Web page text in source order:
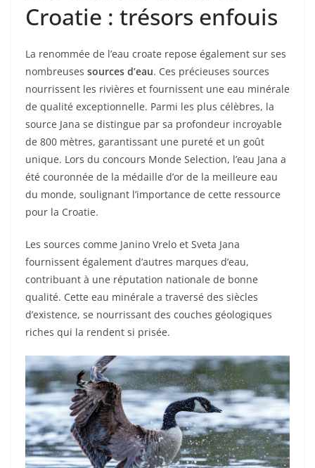
Croatie : trésors enfouis
La renommée de l’eau croate repose également sur ses
nombreuses sources d’eau. Ces précieuses sources
nourrissent les rivières et fournissent une eau minérale
de qualité exceptionnelle. Parmi les plus célèbres, la
source Jana se distingue par sa profondeur incroyable
de 800 mètres, garantissant une pureté et un goût
unique. Lors du concours Monde Selection, l’eau Jana a
été couronnée de la médaille d’or de la meilleure eau
du monde, soulignant l’importance de cette ressource
pour la Croatie.
Les sources comme Janino Vrelo et Sveta Jana
fournissent également d’autres marques d’eau,
contribuant à une réputation nationale de bonne
qualité. Cette eau minérale a traversé des siècles
d’existence, se nourrissant des couches géologiques
riches qui la rendent si prisée.